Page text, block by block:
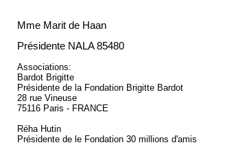
Mme Marit de Haan
Présidente NALA 85480
Associations:
Bardot Brigitte
Présidente de la Fondation Brigitte Bardot
28 rue Vineuse
75116 Paris - FRANCE
Réha Hutin
Présidente de le Fondation 30 millions d'amis